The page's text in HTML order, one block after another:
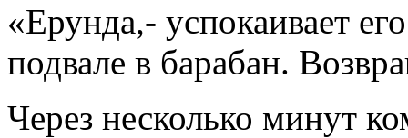
«Ерунда,- успокаивает
подвале в барабан.
Через несколько минут